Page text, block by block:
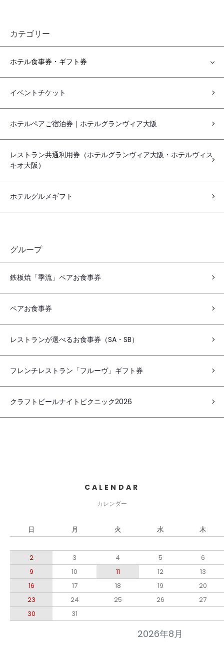
カテゴリー
ホテル食事券・ギフト券
イベントチケット
ホテルペアご宿泊券｜ホテルグランヴィア大阪
レストラン共通利用券（ホテルグランヴィア大阪・ホテルヴィス
キオ大阪）
ホテルグルメギフト
グループ
鉄板焼「季流」ペアお食事券
ペアお食事券
レストランが選べるお食事券（SA・SB）
フレンチレストラン「フルーヴ」ギフト券
クラフトビールナイトピクニック2026
CALENDAR
カレンダー
2026年8月
日 月 火 水 木
2 3 4 5
6
9
10 11 12
13
16
17 18 19
20
23
24 25 26
27
30
31